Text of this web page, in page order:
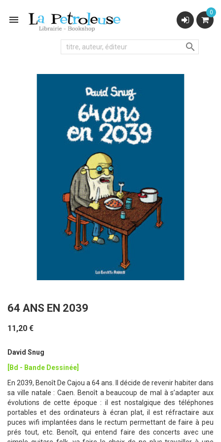

0

64 ANS EN 2039
11,20 €
David Snug
[Bd - Bande Dessinée]
En 2039, Benoît De Cajou a 64 ans. Il décide de revenir habiter dans
sa ville natale : Caen. Benoît a beaucoup de mal à s’adapter aux
évolutions de cette époque : il est nostalgique des téléphones
portables et des ordinateurs à écran plat, il est réfractaire aux
puces wifi implantées dans le rectum permettant de faire à peu
prés tout, etc. Benoît, qui entend faire des concerts avec une